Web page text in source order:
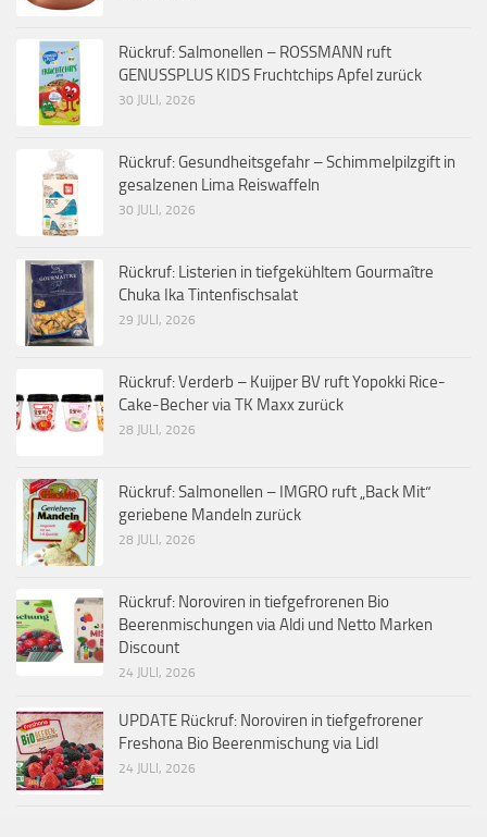
Rückruf: Salmonellen – ROSSMANN ruft
GENUSSPLUS KIDS Fruchtchips Apfel zurück
30 JULI, 2026
Rückruf: Gesundheitsgefahr – Schimmelpilzgift in
gesalzenen Lima Reiswaffeln
30 JULI, 2026
Rückruf: Listerien in tiefgekühltem Gourmaître
Chuka Ika Tintenfischsalat
29 JULI, 2026
Rückruf: Verderb – Kuijper BV ruft Yopokki Rice-
Cake-Becher via TK Maxx zurück
28 JULI, 2026
Rückruf: Salmonellen – IMGRO ruft „Back Mit“
geriebene Mandeln zurück
28 JULI, 2026
Rückruf: Noroviren in tiefgefrorenen Bio
Beerenmischungen via Aldi und Netto Marken
Discount
24 JULI, 2026
UPDATE Rückruf: Noroviren in tiefgefrorener
Freshona Bio Beerenmischung via Lidl
24 JULI, 2026